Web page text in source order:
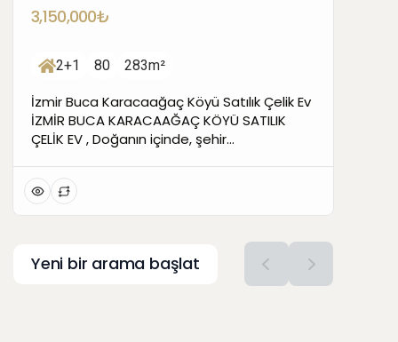
3,150,000₺
2+1 80 283m²
İzmir Buca Karacaağaç Köyü Satılık Çelik Ev
İZMİR BUCA KARACAAĞAÇ KÖYÜ SATILIK
ÇELİK EV , Doğanın içinde, şehir
kullanıma hazır bir yaşam alanı arayanlar
için kaçırılmayacak bir fırsat! İzmir Buca
Karacaağaç Köyü Satılık Çelik Evİ – MÜLK
modern çelik konstrüksiyon ev FULL EŞYALI –
Tüm […]
Yeni bir arama başlat